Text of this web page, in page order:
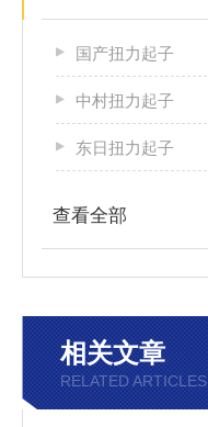
国产扭力起子
中村扭力起子
东日扭力起子
查看全部
相关文章
RELATED ARTICLES